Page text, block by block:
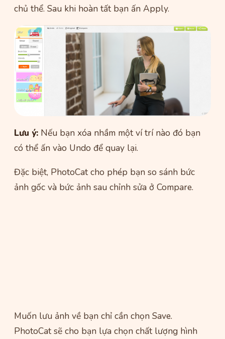
chủ thể. Sau khi hoàn tất bạn ấn Apply.
Lưu ý: Nếu bạn xóa nhầm một ví trí nào đó bạn
có thể ấn vào Undo để quay lại.
Đặc biệt, PhotoCat cho phép bạn so sánh bức
ảnh gốc và bức ảnh sau chỉnh sửa ở Compare.
Muốn lưu ảnh về bạn chỉ cần chọn Save.
PhotoCat sẽ cho bạn lựa chọn chất lượng hình